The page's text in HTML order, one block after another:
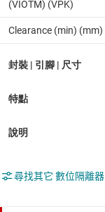
(VIOTM) (VPK)
Clearance (min) (mm)
尋找其它 數位隔離器